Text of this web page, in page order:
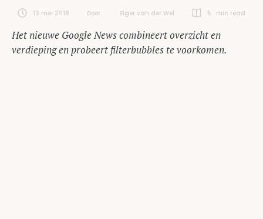
13 mei 2018 Door: Elger van der Wel 5 min read
Het nieuwe Google News combineert overzicht en
verdieping en probeert filterbubbles te voorkomen.